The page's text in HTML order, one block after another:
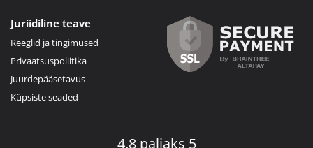
Juriidiline teave
Reeglid ja tingimused
Privaatsuspoliitika
Juurdepääsetavus
Küpsiste seaded
4.8 paljaks 5